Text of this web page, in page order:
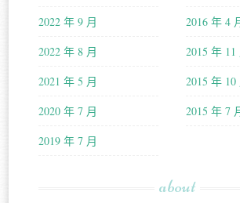
2022 年 9 月
2022 年 8 月
2021 年 5 月
2020 年 7 月
2019 年 7 月
2016 年 4
2015 年 11
2015 年 10
2015 年 7
about